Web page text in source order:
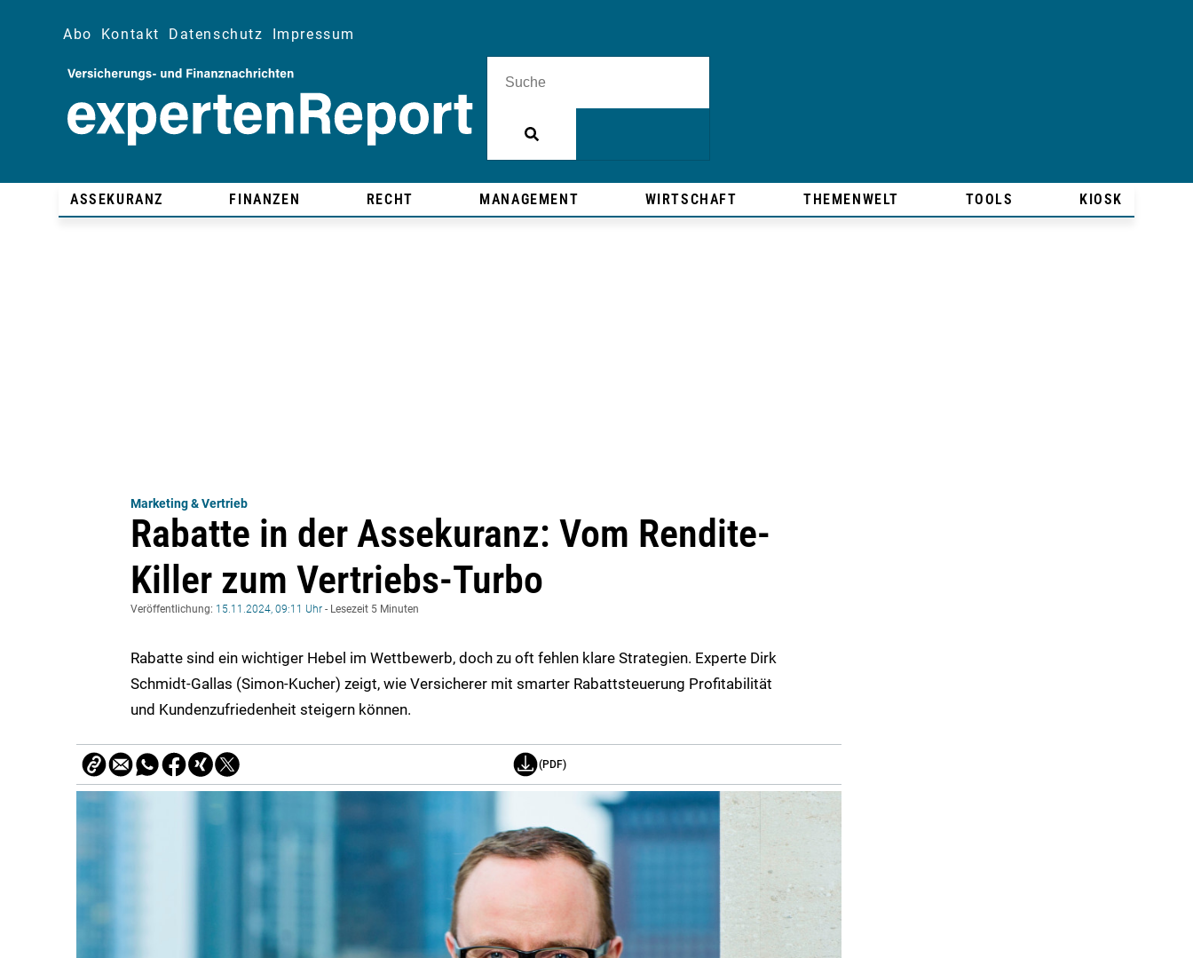
Abo Kontakt Datenschutz Impressum
ASSEKURANZ FINANZEN RECHT MANAGEMENT WIRTSCHAFT THEMENWELT TOOLS KIOSK
Marketing & Vertrieb
Rabatte in der Assekuranz: Vom Rendite-
Killer zum Vertriebs-Turbo
Veröffentlichung: 15.11.2024, 09:11 Uhr - Lesezeit 5 Minuten
Rabatte sind ein wichtiger Hebel im Wettbewerb, doch zu oft fehlen klare Strategien. Experte Dirk
Schmidt-Gallas (Simon-Kucher) zeigt, wie Versicherer mit smarter Rabattsteuerung Profitabilität
und Kundenzufriedenheit steigern können.
(PDF)